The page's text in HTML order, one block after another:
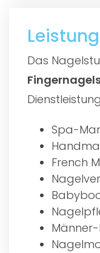
Das
Spa-
French